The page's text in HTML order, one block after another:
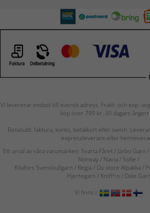
Vi levererar endast till svensk adress. Frakt- och exp.-
köp över 799 kr. 30 dagars
Betalsätt: faktura, konto, betalkort eller swish.
expressleverans eller
Ett urval av våra varumärken: Svarta Fåret / Järbo Garn
Norway / Navia/ Sofie /
Kilafors Svenskullgarn / Regia / Du store Alpakka /
Hjertegarn / KnitPro / Dale Garn
Vi finns i: